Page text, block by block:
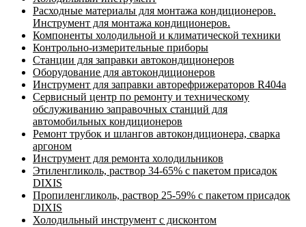
Расходные материалы для монтажа кондиционеров.
Инструмент для монтажа кондиционеров.
Компоненты холодильной и климатической техники
Контрольно-измерительные приборы
Станции для заправки автокондиционеров
Оборудование для автокондиционеров
Инструмент для заправки авторефрижераторов R404a
Сервисный центр по ремонту и техническому
обслуживанию заправочных станций для
автомобильных кондиционеров
Ремонт трубок и шлангов автокондиционера, сварка
аргоном
Инструмент для ремонта холодильников
Этиленгликоль, раствор 34-65% с пакетом присадок
DIXIS
Пропиленгликоль, раствор 25-59% с пакетом присадок
DIXIS
Холодильный инструмент с дисконтом